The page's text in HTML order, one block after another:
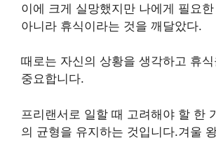
이에 크게 실망했지만 나에게 필요
아니라 휴식이라는 것을 깨달았다.
때로는 자신의 상황을 생각하고 휴
중요합니다.
프리랜서로 일할 때 고려해야 할 한
의 균형을 유지하는 것입니다.겨울